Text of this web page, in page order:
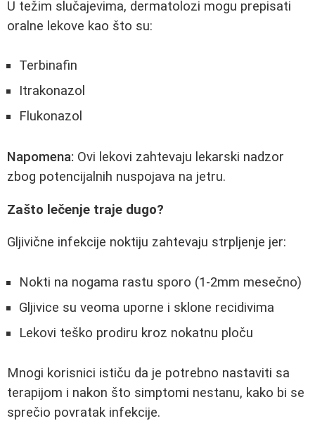
U težim slučajevima, dermatolozi mogu prepisati
oralne lekove kao što su:
Terbinafin
Itrakonazol
Flukonazol
Napomena: Ovi lekovi zahtevaju lekarski nadzor
zbog potencijalnih nuspojava na jetru.
Zašto lečenje traje dugo?
Gljivične infekcije noktiju zahtevaju strpljenje jer:
Nokti na nogama rastu sporo (1-2mm mesečno)
Gljivice su veoma uporne i sklone recidivima
Lekovi teško prodiru kroz nokatnu ploču
Mnogi korisnici ističu da je potrebno nastaviti sa
terapijom i nakon što simptomi nestanu, kako bi se
sprečio povratak infekcije.